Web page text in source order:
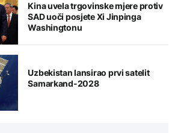
Kina uvela trgovinske mjere protiv
SAD uoči posjete Xi Jinpinga
Washingtonu
Uzbekistan lansirao prvi satelit
Samarkand-2028